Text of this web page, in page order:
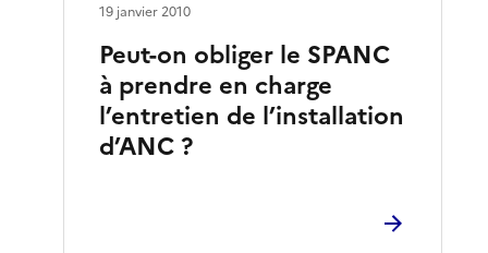
Peut-on obliger le SPANC
à prendre en charge
l’entretien de l’installation
d’ANC ?
19 janvier 2010